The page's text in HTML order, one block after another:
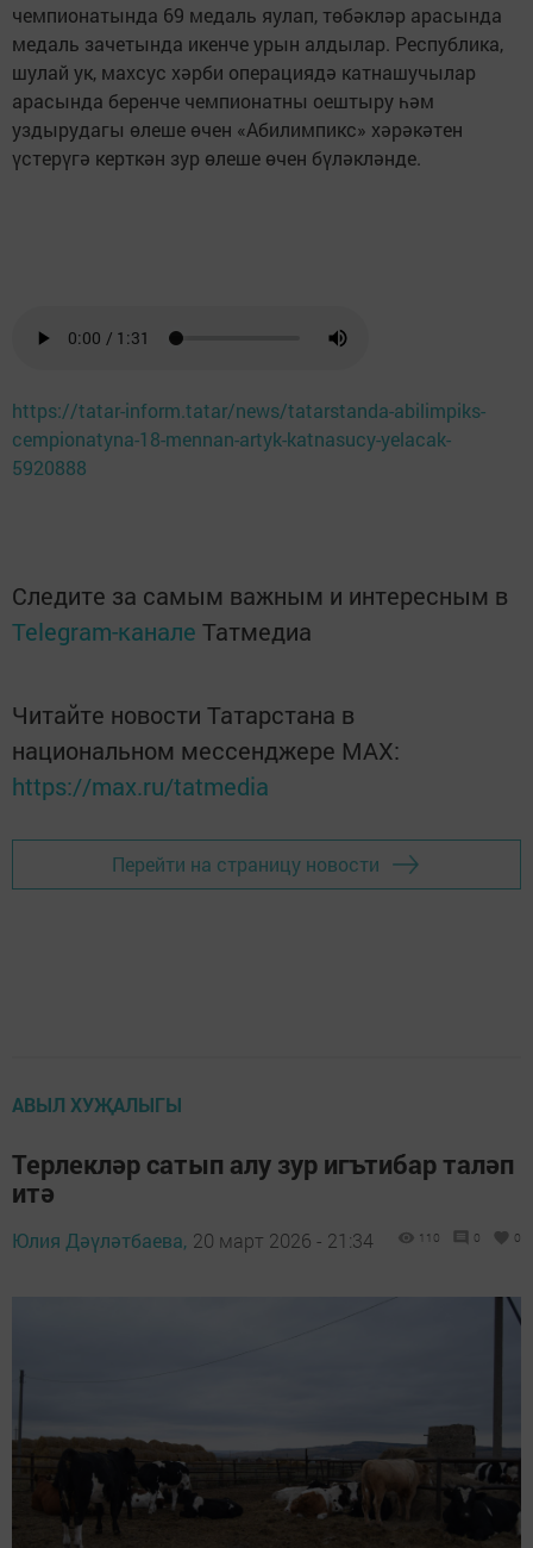
чемпионатында 69 медаль яулап, төбәкләр арасында
медаль зачетында икенче урын алдылар. Республика,
шулай ук, махсус хәрби операциядә катнашучылар
арасында беренче чемпионатны оештыру һәм
уздырудагы өлеше өчен «Абилимпикс» хәрәкәтен
үстерүгә керткән зур өлеше өчен бүләкләнде.
https://tatar-inform.tatar/news/tatarstanda-abilimpiks-
cempionatyna-18-mennan-artyk-katnasucy-yelacak-
5920888
Следите за самым важным и интересным в
Telegram-канале Татмедиа
Читайте новости Татарстана в
национальном мессенджере MАХ:
https://max.ru/tatmedia
Перейти на страницу новости
АВЫЛ ХУҖАЛЫГЫ
Терлекләр сатып алу зур игътибар таләп
итә
Юлия Дәүләтбаева, 20 март 2026 - 21:34 110 0 0